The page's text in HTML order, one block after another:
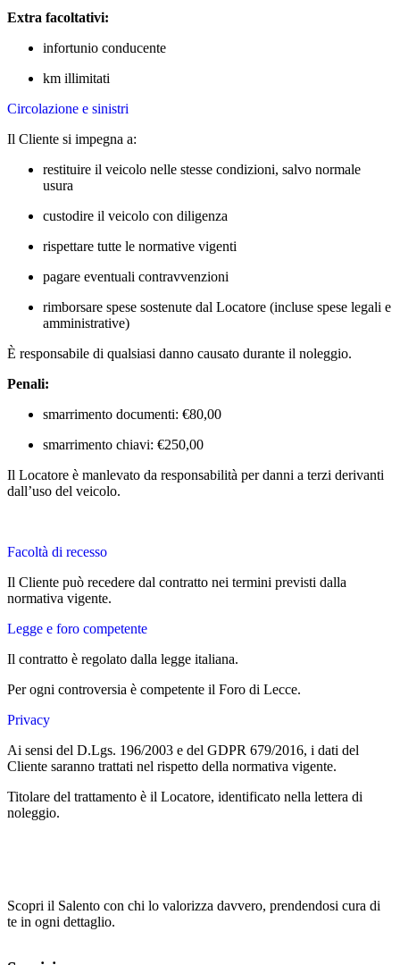
Extra facoltativi:
infortunio conducente
km illimitati
Circolazione e sinistri
Il Cliente si impegna a:
restituire il veicolo nelle stesse condizioni, salvo normale
usura
custodire il veicolo con diligenza
rispettare tutte le normative vigenti
pagare eventuali contravvenzioni
rimborsare spese sostenute dal Locatore (incluse spese legali e
amministrative)
È responsabile di qualsiasi danno causato durante il noleggio.
Penali:
smarrimento documenti: €80,00
smarrimento chiavi: €250,00
Il Locatore è manlevato da responsabilità per danni a terzi derivanti
dall’uso del veicolo.
Facoltà di recesso
Il Cliente può recedere dal contratto nei termini previsti dalla
normativa vigente.
Legge e foro competente
Il contratto è regolato dalla legge italiana.
Per ogni controversia è competente il Foro di Lecce.
Privacy
Ai sensi del D.Lgs. 196/2003 e del GDPR 679/2016, i dati del
Cliente saranno trattati nel rispetto della normativa vigente.
Titolare del trattamento è il Locatore, identificato nella lettera di
noleggio.
Scopri il Salento con chi lo valorizza davvero, prendendosi cura di
te in ogni dettaglio.